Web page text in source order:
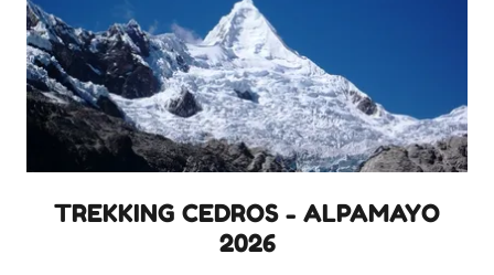
TREKKING CEDROS - ALPAMAYO
2026